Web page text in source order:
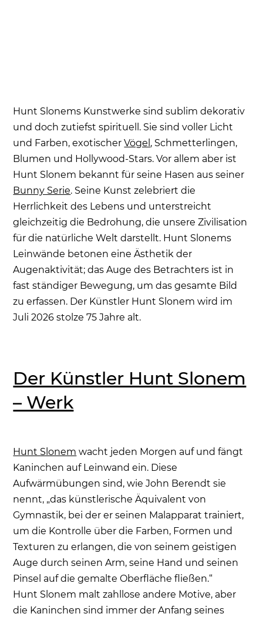
Hunt Slonems Kunstwerke sind sublim dekorativ
und doch zutiefst spirituell. Sie sind voller Licht
und Farben, exotischerVögel , Schmetterlingen,
Blumen und Hollywood-Stars. Vor allem aber ist
Hunt Slonem bekannt für seine Hasen aus seiner
Bunny Serie. Seine Kunst zelebriert die
Herrlichkeit des Lebens und unterstreicht
gleichzeitig die Bedrohung, die unsere Zivilisation
für die natürliche Welt darstellt. Hunt Slonems
Leinwände betonen eine Ästhetik der
Augenaktivität; das Auge des Betrachters ist in
fast ständiger Bewegung, um das gesamte Bild
zu erfassen. Der Künstler Hunt Slonem wird im
Juli 2026 stolze 75 Jahre alt.
Der Künstler Hunt Slonem
– Werk
Hunt Slonem wacht jeden Morgen auf und fängt
Kaninchen auf Leinwand ein. Diese
Aufwärmübungen sind, wie John Berendt sie
nennt, „das künstlerische Äquivalent von
Gymnastik, bei der er seinen Malapparat trainiert,
um die Kontrolle über die Farben, Formen und
Texturen zu erlangen, die von seinem geistigen
Auge durch seinen Arm, seine Hand und seinen
Pinsel auf die gemalte Oberfläche fließen.“
Hunt Slonem malt zahllose andere Motive, aber
die Kaninchen sind immer der Anfang seines